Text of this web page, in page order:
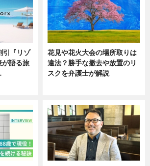
引『リゾ
が語る旅
花見や花火大会の場所取りは
違法？勝手な撤去や放置のリ
スクを弁護士が解説